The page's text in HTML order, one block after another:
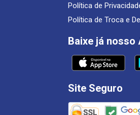
Política de
Política de Troca e
Baixe já nosso
Site Seguro